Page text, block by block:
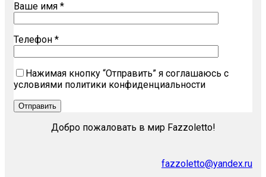
Ваше имя *
Телефон *
Нажимая кнопку “Отправить” я соглашаюсь с
условиями политики конфиденциальности
Добро пожаловать в мир Fazzoletto!
fazzoletto@yandex.ru